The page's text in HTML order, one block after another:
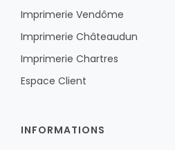
Imprimerie Vendôme
Imprimerie Châteaudun
Imprimerie Chartres
Espace Client
INFORMATIONS